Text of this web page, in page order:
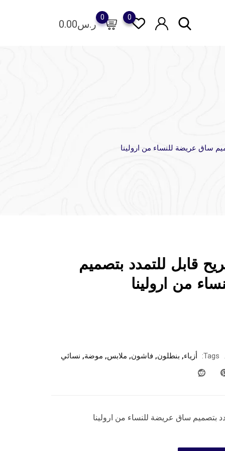
ر.س0.00
0 0
ساق عريضة للنساء من ارولينا
قابل للتمدد بتصميم
من ارولينا
Tags: أزياء, بنطلون, فاشون, ملابس, موضة, نسائي
بتصميم ساق عريضة للنساء من ارولينا